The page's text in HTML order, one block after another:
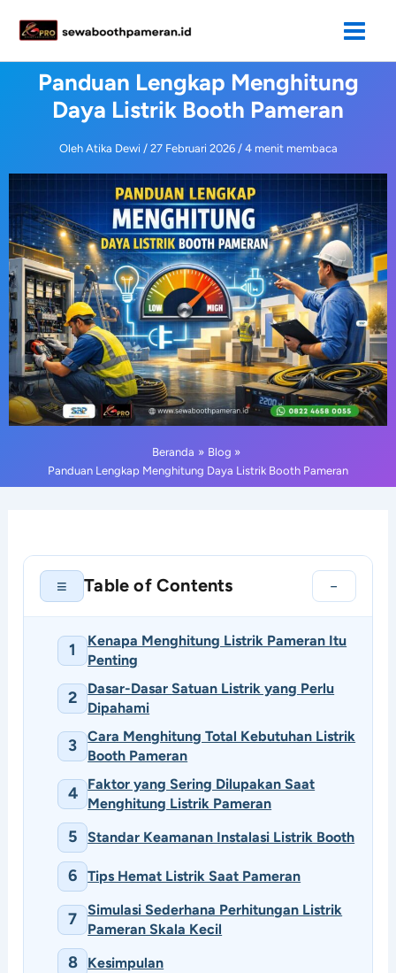
konten
Panduan Lengkap Menghitung
Daya Listrik Booth Pameran
Oleh Atika Dewi / 27 Februari 2026 / 4 menit membaca
Beranda
Blog
Panduan Lengkap Menghitung Daya Listrik Booth Pameran
≡ Table of Contents −
1
Kenapa Menghitung Listrik Pameran Itu
Penting
2
Dasar-Dasar Satuan Listrik yang Perlu
Dipahami
3
Cara Menghitung Total Kebutuhan Listrik
Booth Pameran
4
Faktor yang Sering Dilupakan Saat
Menghitung Listrik Pameran
5 Standar Keamanan Instalasi Listrik Booth
6 Tips Hemat Listrik Saat Pameran
7
Simulasi Sederhana Perhitungan Listrik
Pameran Skala Kecil
8 Kesimpulan